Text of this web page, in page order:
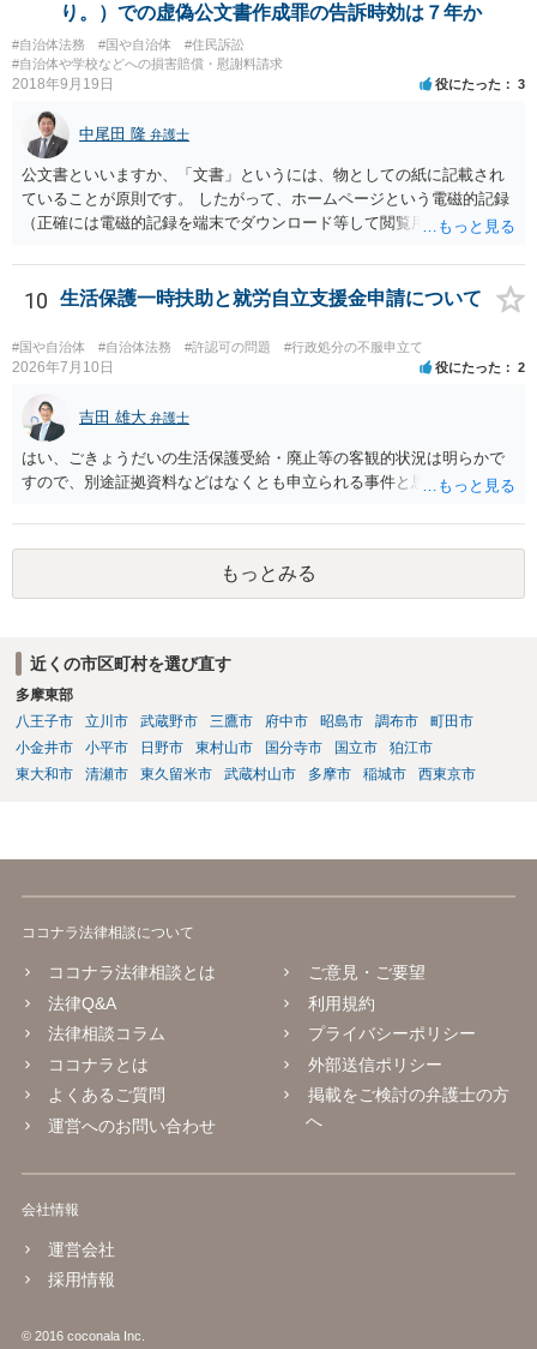
り。）での虚偽公文書作成罪の告訴時効は７年か
#自治体法務 #国や自治体
#住民訴訟
#自治体や学校などへの損害賠償・慰謝料請求
2018年9月19日 役にたった 3
中尾田 隆 弁護士
公文書といいますか、「文書」というには、物としての紙に記載され
ていることが原則です。 したがって、ホームページという電磁的記録
（正確には電磁的記録を端末でダウンロード等して閲覧用のソフトで
するか否かとなります。 また、自動計算シートが「権利、義務又は事
実証明に関する電磁的記録」に該当するか否かは、具体的な裁判とな
ったときに裁判所がどのように判断するかは予測できません。 私見で
すが、一般論としては、ホームページ上の自動計算シートはあくまで
参考の情報であり、何か手続きをするさいに具体的に算定することに
録」に該当しないと考えられます。 なお、刑法１６１条の２は「人の
事務処理を誤らせる目的で、」という要件がかかっているため、当該
目的を欠く場合は刑法１６１条の２に該当しません。
10 生活保護一時扶助と就労自立支援金申請について
#国や自治体 #自治体法務 #許認可の問題 #行政処分の不服申立て
2026年7月10日 役にたった 2
吉田 雄大 弁護士
はい、ごきょうだいの生活保護受給・廃止等の客観的状況は明らかで
すので、別途証拠資料などはなくとも申立られる事件と思います。
もっとみる
近くの市区町村を選び直す
多摩東部
八王子市
立川市 武蔵野市 三鷹市 府中市 昭島市 調布市
町田市
小金井市
小平市 日野市 東村山市 国分寺市 国立市
狛江市
東大和市
清瀬市 東久留米市 武蔵村山市 多摩市 稲城市 西東京市
ココナラ法律相談について
ココナラ法律相談とは
法律Q&A
法律相談コラム
ココナラとは
よくあるご質問
運営へのお問い合わせ
ご意見・ご要望
利用規約
プライバシーポリシー
外部送信ポリシー
掲載をご検討の弁護士の方
へ
会社情報
運営会社
採用情報
© 2016 coconala Inc.